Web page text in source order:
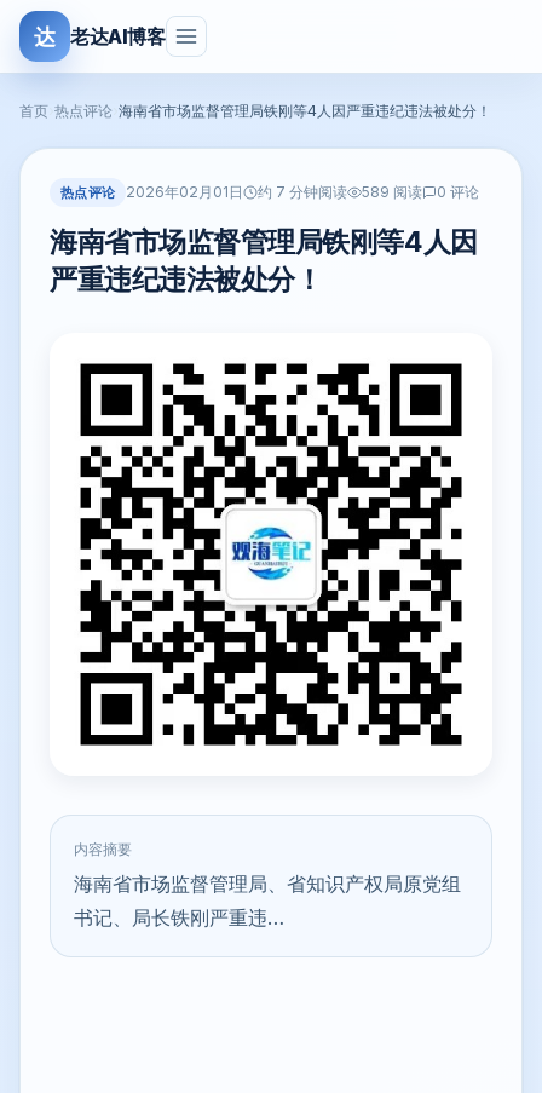
达 老达AI博客
首页 热点评论 海南省市场监督管理局铁刚等4人因严重违纪违法被处分！
热点评论 2026年02月01日 约 7 分钟阅读 589 阅读 0 评论
海南省市场监督管理局铁刚等4人因
严重违纪违法被处分！
内容摘要
海南省市场监督管理局、省知识产权局原党组
书记、局长铁刚严重违…